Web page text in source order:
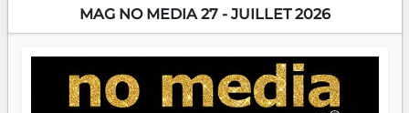
encore meilleures. Aina Rasamoelina vient de décrocher le
Prix RFI Instrumental Afrique. Miangaly Elia rafle le Prix
jeunes qui tiennent la torche. Alors oui, on pourrait
s'arrêter là, applaudir et rentrer chez soi satisfait. Mais ce
serait passer à côté d'une chose essentielle. La fougue, ça
brûle fort — et parfois, ça brûle vite. Une flamme sans
MAG NO MEDIA 27 - JUILLET 2026